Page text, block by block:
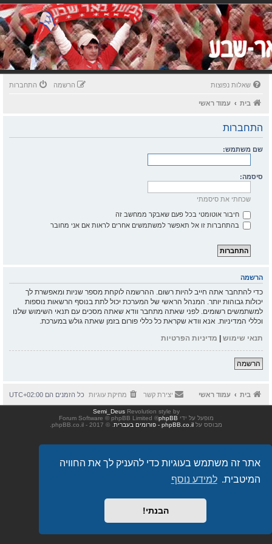
אתר זה משתמש בעוגיות כדי להעניק לך את החוויה
המיטבית. למידע נוסף
הבנתי!
שאלות נפוצות התחברות הרשמה
בית עמוד ראשי
התחברות
שם משתמש:
סיסמה:
שכחתי את סיסמתי
חיבור אוטומטי בכל פעם שאבקר ממחשב זה
בהתחברות זו אל תאפשר למשתמשים אחרים לראות אם אני מחובר
הרשמה
כדי להתחבר אתה חייב להיות רשום. ההרשמה לוקחת מספר שניות ומאפשרת לך
יכולות גבוהות יותר. המנהל הראשי של המערכת יכול לתת בנוסף הרשאות נוספות
למשתמשים רשומים. לפני שאתה מתחבר וודא שאתה מסכים עם תנאי השימוש שלנו
וכללי המדיניות. אנא וודא שקראת כל כללי פורום בזמן שאתה גולש במערכת.
תנאי שימוש | מדיניות הפרטיות
הרשמה
בית עמוד ראשי כל הזמנים הם UTC+02:00 מחיקת עוגיות יצירת קשר
Revolution style by
Semi_Deus
מופעל על ידי phpBB
® Forum Software © phpBB Limited
מבוסס על phpBB.co.il - פורומים בעברית . © 2017 - phpBB.co.il.